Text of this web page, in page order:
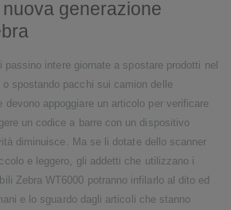
generazione
intere giornate a spostare prodotti nel
spostando pacchi sui camion delle
devono appoggiare un articolo per verificare
un codice a barre con un dispositivo
diminuisce. Ma se li dotate dello scanner
e leggero, gli addetti che utilizzano i
Zebra WT6000 potranno infilarlo al dito ed
e lo sguardo dagli articoli che stanno